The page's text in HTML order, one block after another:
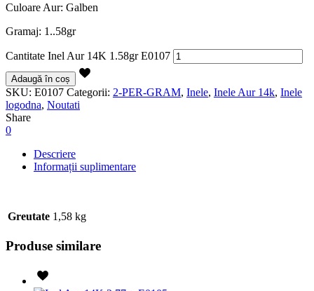
Culoare Aur: Galben
Gramaj: 1..58gr
Cantitate Inel Aur 14K 1.58gr E0107
Adaugă în coș
SKU: E0107 Categorii: 2-PER-GRAM, Inele, Inele Aur 14k, Inele
logodna, Noutati
Share
0
Descriere
Informații suplimentare
Greutate 1,58 kg
Produse similare